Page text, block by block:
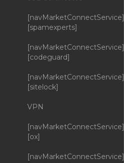
[navMarketConnectService]
[spamexperts]
[navMarketConnectService]
[codeguard]
[navMarketConnectService]
[sitelock]
VPN
[navMarketConnectService]
[ox]
[navMarketConnectService]